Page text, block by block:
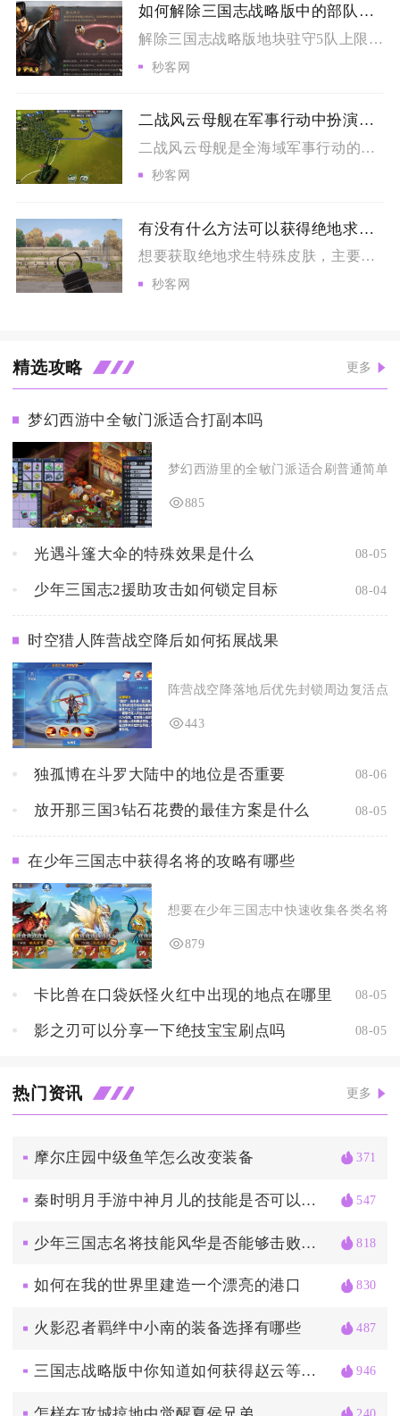
如何解除三国志战略版中的部队驻守限制
解除三国志战略版地块驻守5队上限限制的核心方式，是放弃资源地...
秒客网
二战风云母舰在军事行动中扮演何角色
二战风云母舰是全海域军事行动的核心输出、制空枢纽与远程战略机...
秒客网
有没有什么方法可以获得绝地求生的特殊皮肤
想要获取绝地求生特殊皮肤，主要依靠官方通行证、藏匿处黑货箱、...
秒客网
精选攻略 更多
梦幻西游中全敏门派适合打副本吗
梦幻西游里的全敏门派适合刷普通简单
885
光遇斗篷大伞的特殊效果是什么 08-05
少年三国志2援助攻击如何锁定目标 08-04
时空猎人阵营战空降后如何拓展战果
阵营战空降落地后优先封锁周边复活点
443
独孤博在斗罗大陆中的地位是否重要 08-06
放开那三国3钻石花费的最佳方案是什么 08-05
在少年三国志中获得名将的攻略有哪些
想要在少年三国志中快速收集各类名将
879
卡比兽在口袋妖怪火红中出现的地点在哪里 08-05
影之刃可以分享一下绝技宝宝刷点吗 08-05
热门资讯 更多
摩尔庄园中级鱼竿怎么改变装备 371
秦时明月手游中神月儿的技能是否可以升级 547
少年三国志名将技能风华是否能够击败敌人 818
如何在我的世界里建造一个漂亮的港口 830
火影忍者羁绊中小南的装备选择有哪些 487
三国志战略版中你知道如何获得赵云等武将吗 946
240